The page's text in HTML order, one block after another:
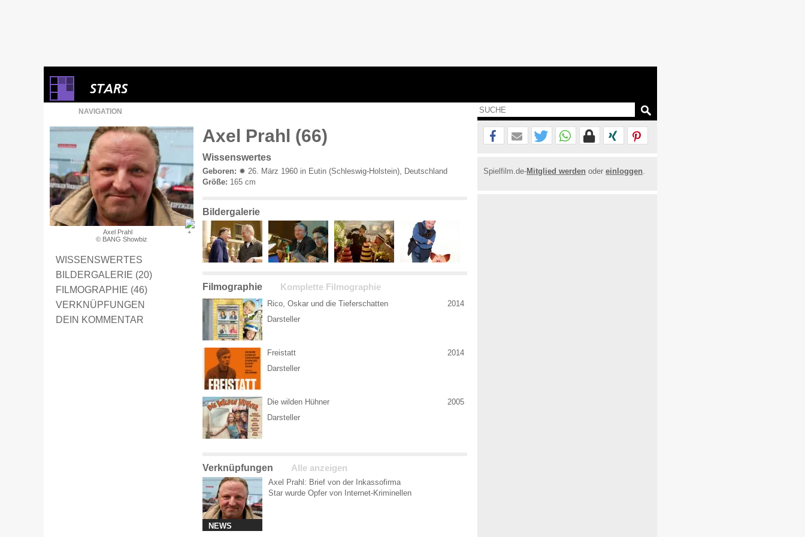
NAVIGATION
Axel Prahl
© BANG Showbiz
WISSENSWERTES
BILDERGALERIE (20)
FILMOGRAPHIE (46)
VERKNÜPFUNGEN
DEIN KOMMENTAR
Axel Prahl (66)
Wissenswertes
Geboren: ✹ 26. März 1960 in Eutin (Schleswig-Holstein), Deutschland
Größe: 165 cm
Bildergalerie
Filmographie Komplette Filmographie
Rico, Oskar und die Tieferschatten
Darsteller
2014
Freistatt
Darsteller
2014
Die wilden Hühner
Darsteller
2005
Verknüpfungen Alle anzeigen
NEWS
Axel Prahl: Brief von der Inkassofirma
Star wurde Opfer von Internet-Kriminellen
Spielfilm.de-Mitglied werden oder einloggen.